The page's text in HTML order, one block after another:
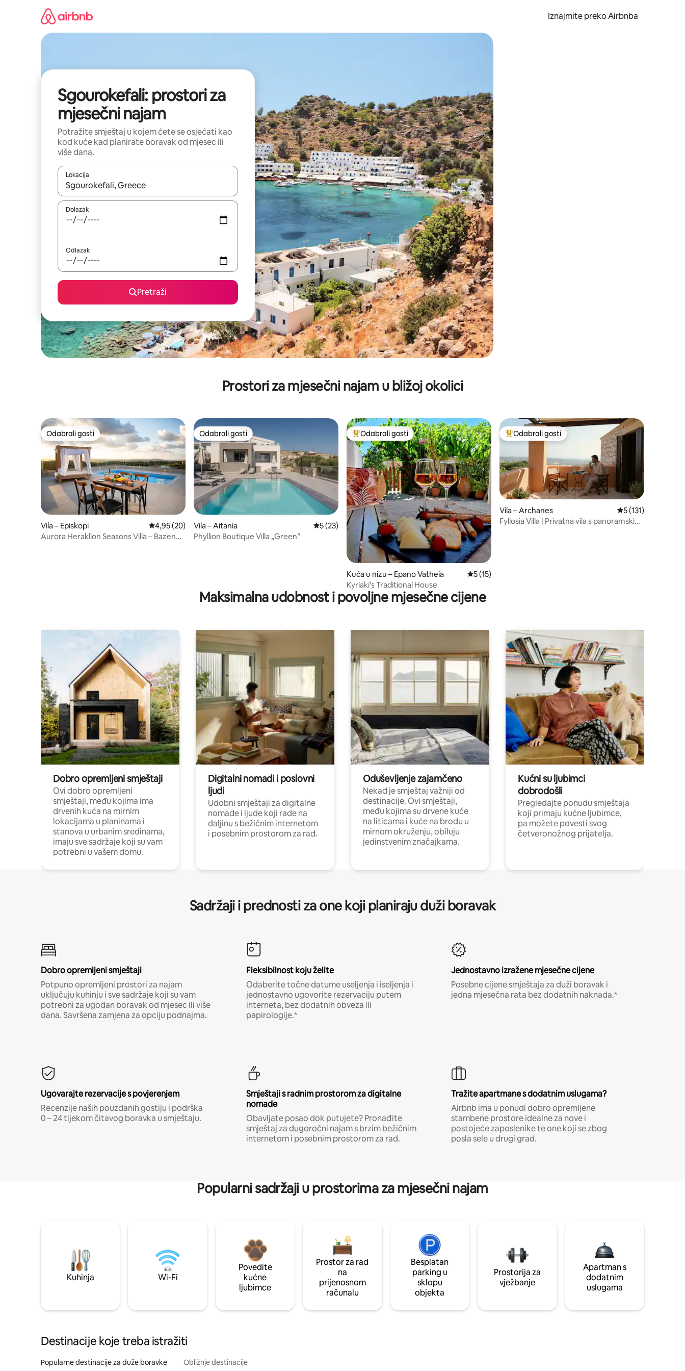
Iznajmite preko Airbnba
Sgourokefali: prostori za
mjesečni najam
Potražite smještaj u kojem ćete se osjećati kao
kod kuće kad planirate boravak od mjesec ili
više dana.
Lokacija
Kada budu dostupni rezultati, moći ćete ih pregledati koristeći se strelicama prema gore i prema dolje, kao i dodirom ili prelaskom prstom po zaslonu.
Dolazak
Odlazak
Pretraži
Prostori za mjesečni najam u bližoj okolici
Odabrali gosti
Odabrali gosti
Vila – Episkopi Prosječna ocjena: 4,95/5, recenzija: 20
4,95 (20)
Aurora Heraklion Seasons Villa – Bazen
Odabrali gosti
Odabrali gosti
Vila – Aitania Prosječna ocjena: 5/5, recenzija: 23
5 (23)
Phyllion Boutique Villa „Green”
Među najviše rangiranima s oznakom „Odabrali gosti”
Odabrali gosti
Kuća u nizu – Epano Vatheia Prosječna ocjena: 5/5, recenzija: 15
5 (15)
Kyriaki's Traditional House
Među najviše rangiranima s oznakom „Odabrali gosti”
Odabrali gosti
Vila – Archanes Prosječna ocjena:
5 (131)
Fyllosia Villa | Privatna vila s panoramskim
Maksimalna udobnost i povoljne mjesečne cijene
Dobro opremljeni smještaji
Ovi dobro opremljeni
smještaji, među kojima ima
drvenih kuća na mirnim
lokacijama u planinama i
stanova u urbanim sredinama,
imaju sve sadržaje koji su vam
potrebni u vašem domu.
Digitalni nomadi i poslovni
ljudi
Udobni smještaji za digitalne
nomade i ljude koji rade na
daljinu s bežičnim internetom
i posebnim prostorom za rad.
Oduševljenje zajamčeno
Nekad je smještaj važniji od
destinacije. Ovi smještaji,
među kojima su drvene kuće
na liticama i kuće na brodu u
mirnom okruženju, obiluju
jedinstvenim značajkama.
Kućni su ljubimci
dobrodošli
Pregledajte ponudu smještaja
koji primaju kućne ljubimce,
pa možete povesti svog
četveronožnog prijatelja.
Sadržaji i prednosti za one koji planiraju duži boravak
Dobro opremljeni smještaji
Potpuno opremljeni prostori za najam
uključuju kuhinju i sve sadržaje koji su vam
potrebni za ugodan boravak od mjesec ili više
dana. Savršena zamjena za opciju podnajma.
Fleksibilnost koju želite
Odaberite točne datume useljenja i iseljenja i
jednostavno ugovorite rezervaciju putem
interneta, bez dodatnih obveza ili
papirologije.*
Jednostavno izražene mjesečne cijene
Posebne cijene smještaja za duži boravak i
jedna mjesečna rata bez dodatnih naknada.*
Ugovarajte rezervacije s povjerenjem
Recenzije naših pouzdanih gostiju i podrška
0 – 24 tijekom čitavog boravka u smještaju.
Smještaji s radnim prostorom za digitalne
nomade
Obavljate posao dok putujete? Pronađite
smještaj za dugoročni najam s brzim bežičnim
internetom i posebnim prostorom za rad.
Tražite apartmane s dodatnim uslugama?
Airbnb ima u ponudi dobro opremljene
stambene prostore idealne za nove i
postojeće zaposlenike te one koji se zbog
posla sele u drugi grad.
Popularni sadržaji u prostorima za mjesečni najam
Kuhinja Wi-Fi
Povedite
kućne
ljubimce
Prostor za rad
na
prijenosnom
računalu
Besplatan
parking u
sklopu
objekta
Prostorija za
vježbanje
Apartman s
dodatnim
uslugama
Destinacije koje treba istražiti
Popularne destinacije za duže boravke Obližnje destinacije